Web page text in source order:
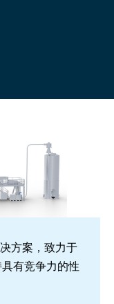
方案，致力于
有竞争力的性